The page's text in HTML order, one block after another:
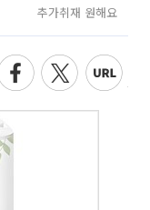
추가취재 원해요